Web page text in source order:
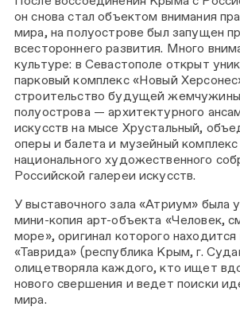
он снова стал объектом внимания
мира, на полуострове был запущен
всестороннего развития. Много
культуре: в Севастополе открыт
парковый комплекс «Новый
строительство будущей
полуострова — архитектурного
искусств на мысе Хрустальный,
оперы и балета и музейный комплекс
национального художественного
Российской галереи искусств.
У выставочного зала «Атриум» была
мини-копия арт-объекта «Человек,
море», оригинал которого находится
«Таврида» (республика Крым, г.
олицетворяла каждого, кто ищет
нового свершения и ведет поиски
мира.